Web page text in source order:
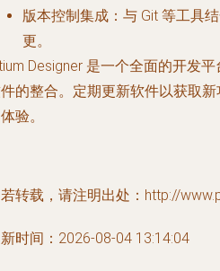
版本控制集成 ：与 Git 等工具
更。
Designer 是一个全面的开发
的整合。定期更新软件以获取
验。
转载，请注明出处：http://
时间：2026-08-04 13:14:04